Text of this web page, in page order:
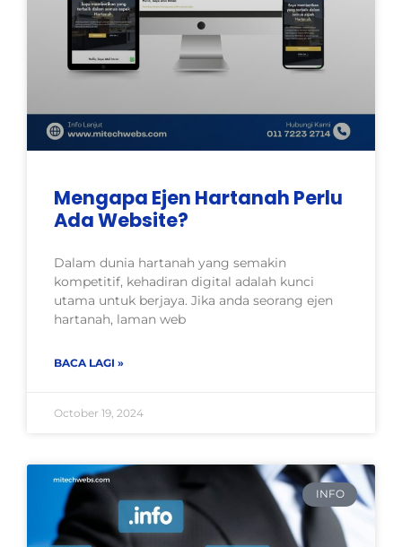
Mengapa Ejen Hartanah Perlu
Ada Website?
Dalam dunia hartanah yang semakin
kompetitif, kehadiran digital adalah kunci
utama untuk berjaya. Jika anda seorang ejen
hartanah, laman web
BACA LAGI »
October 19, 2024
INFO